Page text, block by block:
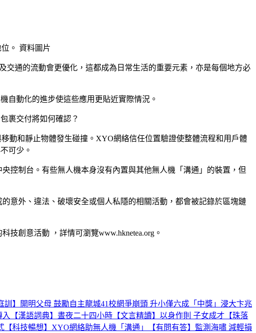
。 資料圖片
通的流動會更優化，這都成為日常生活的重要元素，亦是每個地方必
自動化的進步使這些應用更貼近實際情況。
裹交付將如何確認？
動和靜止物體發生碰撞。XYO網絡信任位置驗證使整體流程和用戶體
可少。
控制台。有些無人機本身沒有內置與其他無人機「溝通」的裝置，但
意外、違法、破壞安全或個人私隱的相關活動，都會被記錄於區塊鏈
創意活動 ，詳情可瀏覽www.hknetea.org。
訓】開明父母 鼓勵自主龍城41校網爭崩頭 升小僅六成「中獎」 浸大卞兆
【漢語詞典】晝夜二十四小時 【文言精讀】以身作則 子女成才 【珠落
【科技暢想】XYO網絡助無人機「溝通」 【有問有答】監測海嘯 減輕損